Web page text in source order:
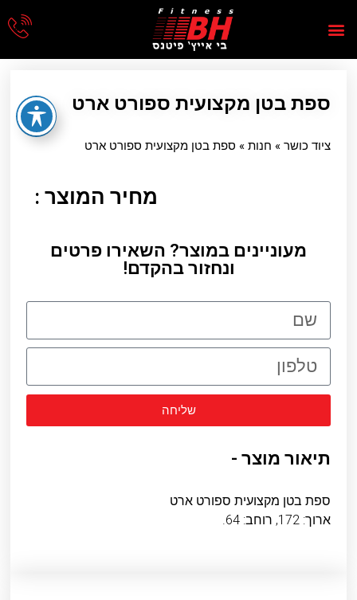
ספת בטן מקצועית ספורט ארט
ציוד כושר » חנות » ספת בטן מקצועית ספורט ארט
מחיר המוצר :
מעוניינים במוצר? השאירו פרטים
ונחזור בהקדם!
שליחה
תיאור מוצר -
ספת בטן מקצועית ספורט ארט
ארוך: 172, רוחב: 64.